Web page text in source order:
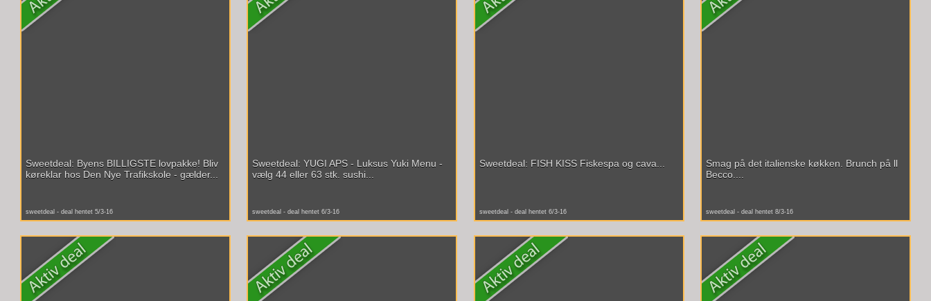
Sweetdeal: Byens BILLIGSTE lovpakke! Bliv
køreklar hos Den Nye Trafikskole - gælder...
sweetdeal - deal hentet 5/3-16
Sweetdeal: YUGI APS - Luksus Yuki Menu -
vælg 44 eller 63 stk. sushi...
sweetdeal - deal hentet 6/3-16
Sweetdeal: FISH KISS Fiskespa og cava...
sweetdeal - deal hentet 6/3-16
Smag på det italienske køkken. Brunch på ll
Becco....
sweetdeal - deal hentet 8/3-16